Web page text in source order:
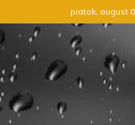
na
obsah
piatok, august